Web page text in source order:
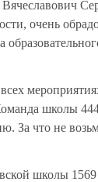
очень
школы
За что не
школы